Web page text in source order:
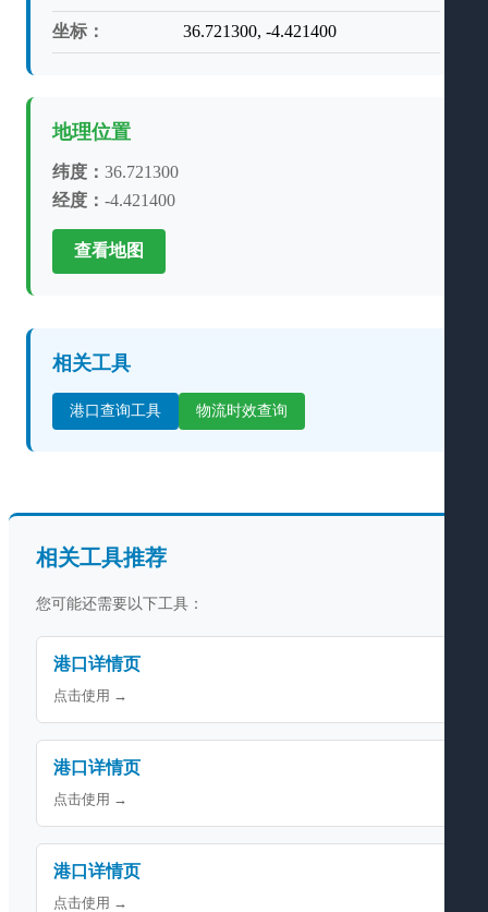
坐标： 36.721300, -4.421400
地理位置
纬度： 36.721300
经度： -4.421400
查看地图
相关工具
港口查询工具 物流时效查询
相关工具推荐
您可能还需要以下工具：
港口详情页
点击使用 →
港口详情页
点击使用 →
港口详情页
点击使用 →